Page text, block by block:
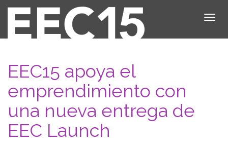
EEC15 apoya el
emprendimiento con
una nueva entrega de
EEC Launch